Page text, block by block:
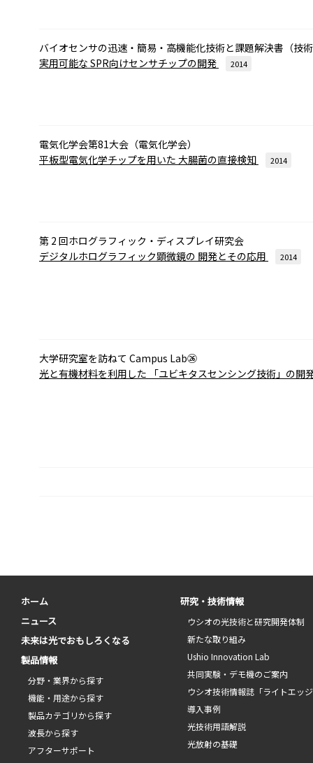
バイオセンサの迅速・簡易・高機能化技術と課題解決書（技
実用可能な SPR向けセンサチップの開発 2014
電気化学会第81大会（電気化学会）
平板型電気化学チップを用いた 大腸菌の直接検知 2014
第 2 回ホログラフィック・ディスプレイ研究会
デジタルホログラフィック顕微鏡の 開発とその応用 2014
大学研究室を訪ねて Campus Lab㉖
光と有機材料を利用した 「ユビキタスセンシング技術」の開
ホーム
ニュース
未来は光でおもしろくなる
製品情報
分野・業界から探す
機能・用途から探す
製品カテゴリから探す
波長から探す
アフターサポート
研究・技術情報
ウシオの光技術と研究開発体制
新たな取り組み
Ushio Innovation Lab
共同実験・デモ機のご案内
ウシオ技術情報誌「ライトエッ
導入事例
光技術用語解説
光放射の基礎